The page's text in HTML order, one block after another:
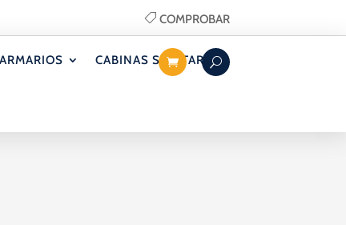
COMPROBAR
CABINAS SANITARIAS